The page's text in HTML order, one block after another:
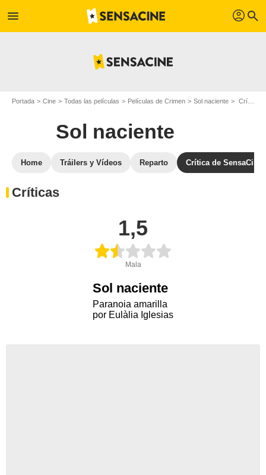
menu profil search
Portada Cine Todas las películas Películas de Crimen Sol naciente Crítica de SensaCine.com para Sol naciente: Paranoia amarilla
Sol naciente
Home Tráilers y Vídeos Reparto Crítica de SensaCine
Críticas
1,5
Mala
Sol naciente
Paranoia amarilla
por Eulàlia Iglesias